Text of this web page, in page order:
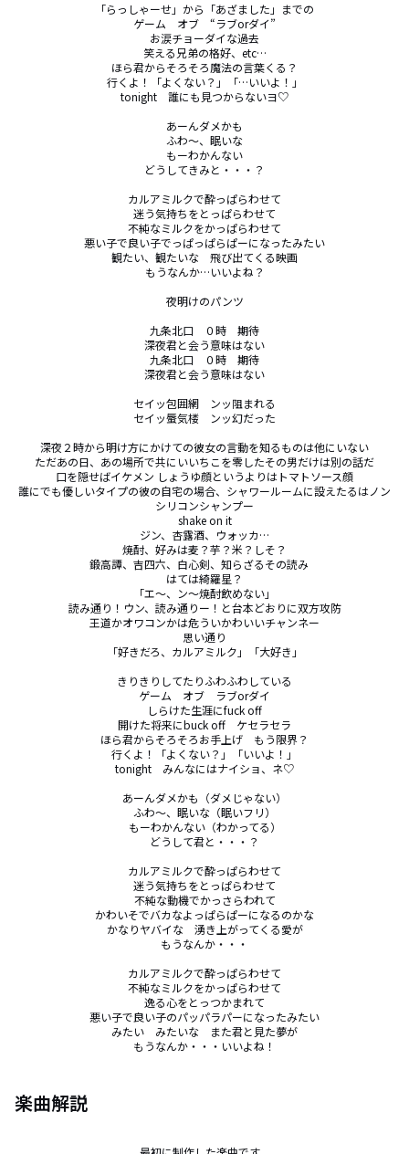
「らっしゃーせ」から「あざました」までの
ゲーム　オブ　“ラブorダイ”
お涙チョーダイな過去
笑える兄弟の格好、etc…
ほら君からそろそろ魔法の言葉くる？
行くよ！「よくない？」「…いいよ！」
tonight　誰にも見つからないヨ♡
あーんダメかも
ふわ～、眠いな
もーわかんない
どうしてきみと・・・？
カルアミルクで酔っぱらわせて
迷う気持ちをとっぱらわせて
不純なミルクをかっぱらわせて
悪い子で良い子でっぱっぱらぱーになったみたい
観たい、観たいな　飛び出てくる映画
もうなんか…いいよね？
夜明けのパンツ
九条北口　０時　期待
深夜君と会う意味はない
九条北口　０時　期待
深夜君と会う意味はない
セイッ包囲網　ンッ阻まれる
セイッ蜃気楼　ンッ幻だった
深夜２時から明け方にかけての彼女の言動を知るものは他にいない
ただあの日、あの場所で共にいいちこを零したその男だけは別の話だ
口を隠せばイケメン しょうゆ顔というよりはトマトソース顔
誰にでも優しいタイプの彼の自宅の場合、シャワールームに設えたるはノン
シリコンシャンプー
shake on it
ジン、杏露酒、ウォッカ…
焼酎、好みは麦？芋？米？しそ？
鍛高譚、吉四六、白心剣、知らざるその読み
はては綺羅星？
「エ～、ン～焼酎飲めない」
読み通り！ウン、読み通りー！と台本どおりに双方攻防
王道かオワコンかは危ういかわいいチャンネー
思い通り
「好きだろ、カルアミルク」「大好き」
きりきりしてたりふわふわしている
ゲーム　オブ　ラブorダイ
しらけた生涯にfuck off
開けた将来にbuck off　ケセラセラ
ほら君からそろそろお手上げ　もう限界？
行くよ！「よくない？」「いいよ！」
tonight　みんなにはナイショ、ネ♡
あーんダメかも（ダメじゃない）
ふわ～、眠いな（眠いフリ）
もーわかんない（わかってる）
どうして君と・・・？
カルアミルクで酔っぱらわせて
迷う気持ちをとっぱらわせて
不純な動機でかっさらわれて
かわいそでバカなよっぱらぱーになるのかな
かなりヤバイな　湧き上がってくる愛が
もうなんか・・・
カルアミルクで酔っぱらわせて
不純なミルクをかっぱらわせて
逸る心をとっつかまれて
悪い子で良い子のパッパラパーになったみたい
みたい　みたいな　また君と見た夢が
もうなんか・・・いいよね！
楽曲解説